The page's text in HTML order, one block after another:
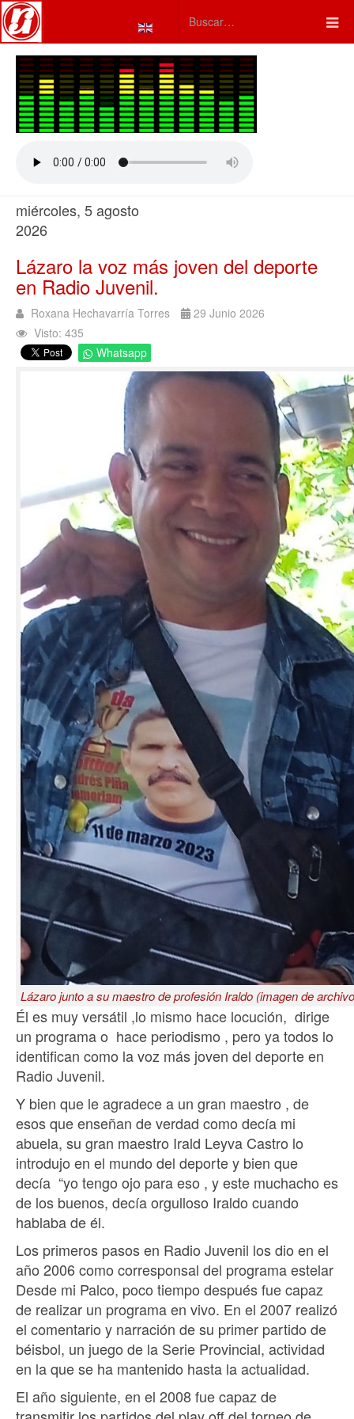
Seleccione su idioma
Type 2 or more characters
miércoles, 5 agosto
2026
Lázaro la voz más joven del deporte
en Radio Juvenil.
Roxana Hechavarría Torres
29 Junio 2026
Visto: 435
Whatsapp
Lázaro junto a su maestro de profesión Iraldo (imagen de
Él es muy versátil ,lo mismo hace locución, dirige
un programa o hace periodismo , pero ya todos lo
identifican como la voz más joven del deporte en
Radio Juvenil.
Y bien que le agradece a un gran maestro , de
esos que enseñan de verdad como decía mi
abuela, su gran maestro Irald Leyva Castro lo
introdujo en el mundo del deporte y bien que
decía “yo tengo ojo para eso , y este muchacho es
de los buenos, decía orgulloso Iraldo cuando
hablaba de él.
Los primeros pasos en Radio Juvenil los dio en el
año 2006 como corresponsal del programa estelar
Desde mi Palco, poco tiempo después fue capaz
de realizar un programa en vivo. En el 2007 realizó
el comentario y narración de su primer partido de
béisbol, un juego de la Serie Provincial, actividad
en la que se ha mantenido hasta la actualidad.
El año siguiente, en el 2008 fue capaz de